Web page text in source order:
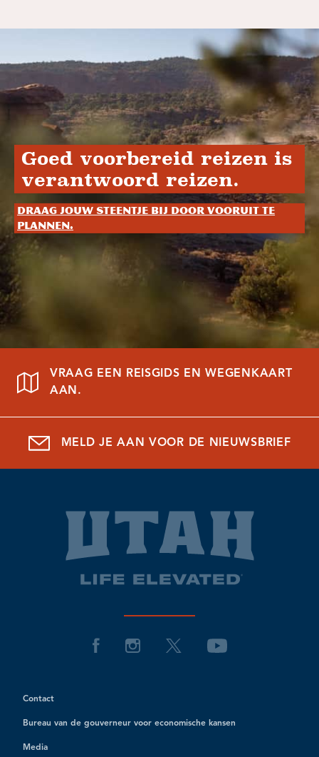
Goed voorbereid reizen is
verantwoord reizen.
Draag jouw steentje bij door vooruit te
plannen.
VRAAG EEN REISGIDS EN WEGENKAART
AAN.
MELD JE AAN VOOR DE NIEUWSBRIEF
Contact
Bureau van de gouverneur voor economische kansen
Media